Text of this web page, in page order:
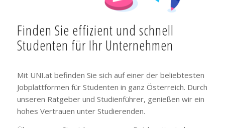
Finden Sie effizient und schnell
Studenten für Ihr Unternehmen
Mit UNI.at befinden Sie sich auf einer der beliebtesten
Jobplattformen für Studenten in ganz Österreich. Durch
unseren Ratgeber und Studienführer, genießen wir ein
hohes Vertrauen unter Studierenden.